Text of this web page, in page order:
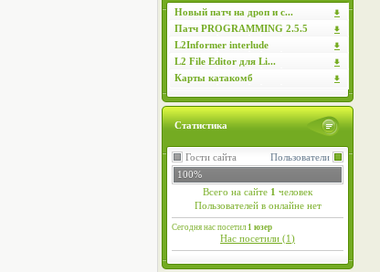
Новый патч на дроп и с...
Патч PROGRAMMING 2.5.5
L2Informer interlude
L2 File Editor для Li...
Карты катакомб
Статистика
Пользователи
Гости сайта
100%
Всего на сайте 1 человек
Пользователей в онлайне нет
Сегодня нас посетил1 юзер
Нас посетили (1)